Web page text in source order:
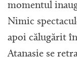
momentul
Nimic
apoi călugărit
Atanasie se